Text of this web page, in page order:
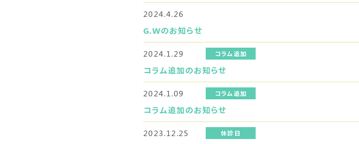
2024.4.26
G.Wのお知らせ
2024.1.29 コラム追加
コラム追加のお知らせ
2024.1.09 コラム追加
コラム追加のお知らせ
2023.12.25 休診日